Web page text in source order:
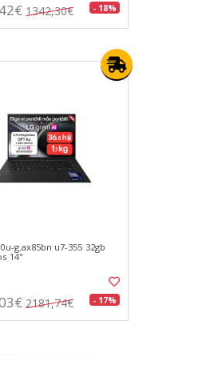
1342,30€ - 18%
g.ax85bn u7-355 32gb
14"
2181,74€ - 17%